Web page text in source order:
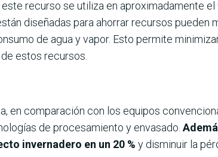
recurso se utiliza en aproximadamente el
diseñadas para ahorrar recursos pueden
de agua y vapor. Esto permite
estos recursos.
en comparación con los equipos
de procesamiento y envasado.
invernadero en un 20 % y disminuir la